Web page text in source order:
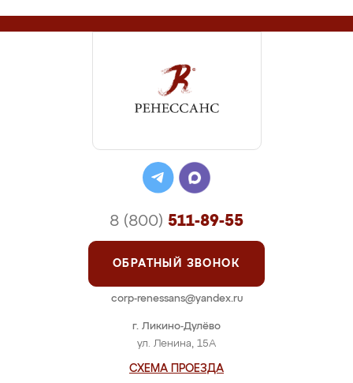
г. Ликино-Дулёво
ул. Ленина, 15А
СХЕМА ПРОЕЗДА
8 (800) 511-89-55
ОБРАТНЫЙ ЗВОНОК
corp-renessans@yandex.ru